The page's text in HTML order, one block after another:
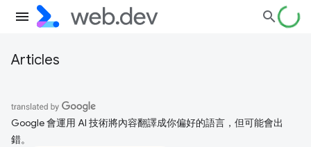
Articles
Google 會運用 AI 技術將內容翻譯成你偏好的語言，但可能會出
錯。